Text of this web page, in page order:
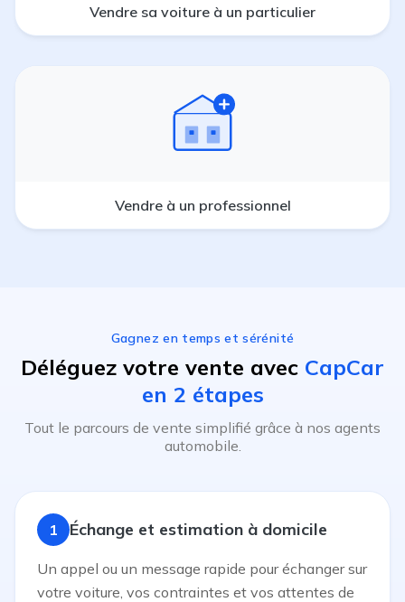
Vendre sa voiture à un particulier
Vendre à un professionnel
Gagnez en temps et sérénité
Déléguez votre vente avec CapCar
en 2 étapes
Tout le parcours de vente simplifié grâce à nos agents
automobile.
1 Échange et estimation à domicile
Un appel ou un message rapide pour échanger sur
votre voiture, vos contraintes et vos attentes de